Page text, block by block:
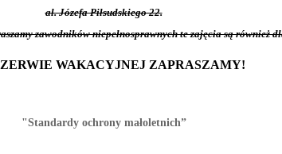
al. Józefa Piłsudskiego 22.
zawodników niepełnosprawnych te zajęcia są również
WAKACYJNEJ ZAPRASZAMY!
"Standardy ochrony małoletnich”